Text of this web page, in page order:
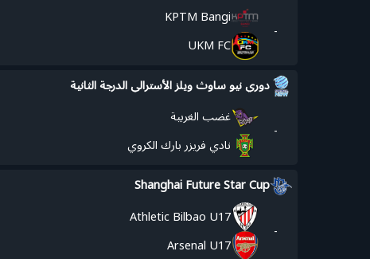
-
KPTM Bangi
UKM FC
دوري نيو ساوث ويلز الأسترالي الدرجة الثانية
-
غضب الغربية
نادي فريزر بارك الكروي
Shanghai Future Star Cup
-
Athletic Bilbao U17
Arsenal U17